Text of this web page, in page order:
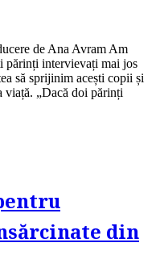
de Ana Avram Am
părinți intervievați mai jos
să sprijinim acești copii și
viață. „Dacă doi părinți
din